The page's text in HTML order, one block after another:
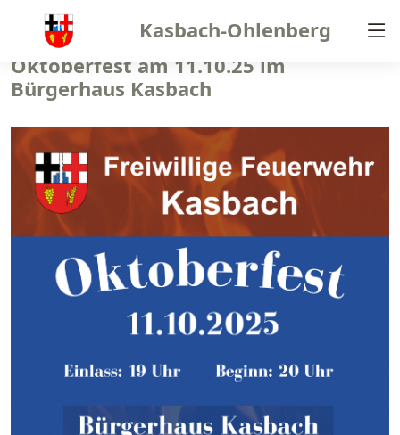
Kasbach-Ohlenberg
Oktoberfest am 11.10.25 im
Bürgerhaus Kasbach